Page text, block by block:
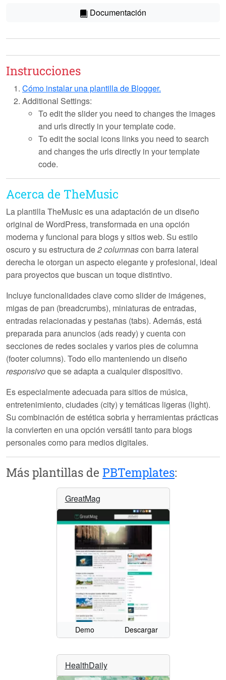
Documentación
Instrucciones
Cómo instalar una plantilla de Blogger.
Additional Settings:
To edit the slider you need to changes the images
and urls directly in your template code.
To edit the social icons links you need to search
and changes the urls directly in your template
code.
Acerca de TheMusic
La plantillaTheMusices una adaptación de un diseño
original de WordPress, transformada en una opción
moderna y funcional para blogs y sitios web. Su estilo
oscuro y su estructura de2 columnascon barra lateral
derecha le otorgan un aspecto elegante y profesional, ideal
para proyectos que buscan un toque distintivo.
Incluye funcionalidades clave como sliderde imágenes,
migas de pan (breadcrumbs), miniaturas de entradas,
entradas relacionadas y pestañas (tabs). Además, está
preparada para anuncios (ads ready) y cuenta con
secciones de redes sociales y varios pies de columna
(footer columns). Todo ello manteniendo un diseño
responsivoque se adapta a cualquier dispositivo.
Es especialmente adecuada para sitios de música,
entretenimiento, ciudades (city) y temáticas ligeras (light).
Su combinación de estética sobria y herramientas prácticas
la convierten en una opción versátil tanto para blogs
personales como para medios digitales.
Más plantillas de PBTemplates:
GreatMag
Demo Descargar
HealthDaily